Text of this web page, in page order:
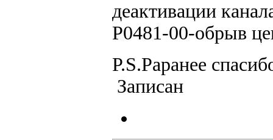
деактивации
P0481-00-обрыв
P.S.Pаранее
Записан